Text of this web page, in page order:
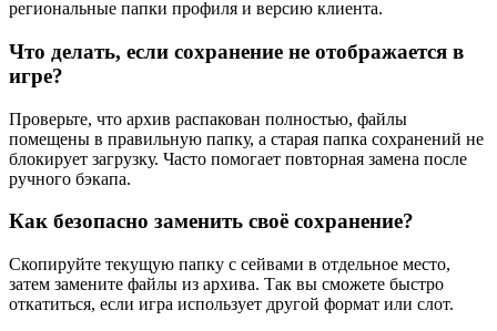
региональные папки профиля и версию клиента.
Что делать, если сохранение не отображается в
игре?
Проверьте, что архив распакован полностью, файлы
помещены в правильную папку, а старая папка сохранений не
блокирует загрузку. Часто помогает повторная замена после
ручного бэкапа.
Как безопасно заменить своё сохранение?
Скопируйте текущую папку с сейвами в отдельное место,
затем замените файлы из архива. Так вы сможете быстро
откатиться, если игра использует другой формат или слот.